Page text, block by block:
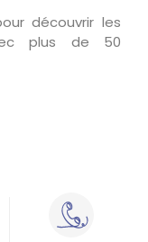
découvrir les
plus de 50